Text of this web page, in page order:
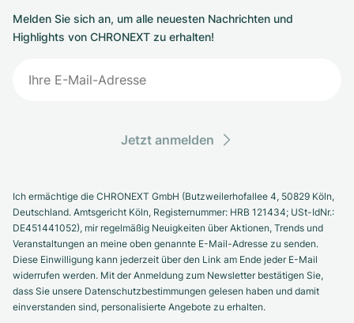
Melden Sie sich an, um alle neuesten Nachrichten und
Highlights von CHRONEXT zu erhalten!
Jetzt anmelden
Ich ermächtige die CHRONEXT GmbH (Butzweilerhofallee 4, 50829 Köln,
Deutschland. Amtsgericht Köln, Registernummer: HRB 121434; USt-IdNr.:
DE451441052), mir regelmäßig Neuigkeiten über Aktionen, Trends und
Veranstaltungen an meine oben genannte E-Mail-Adresse zu senden.
Diese Einwilligung kann jederzeit über den Link am Ende jeder E-Mail
widerrufen werden. Mit der Anmeldung zum Newsletter bestätigen Sie,
dass Sie unsere Datenschutzbestimmungen gelesen haben und damit
einverstanden sind, personalisierte Angebote zu erhalten.